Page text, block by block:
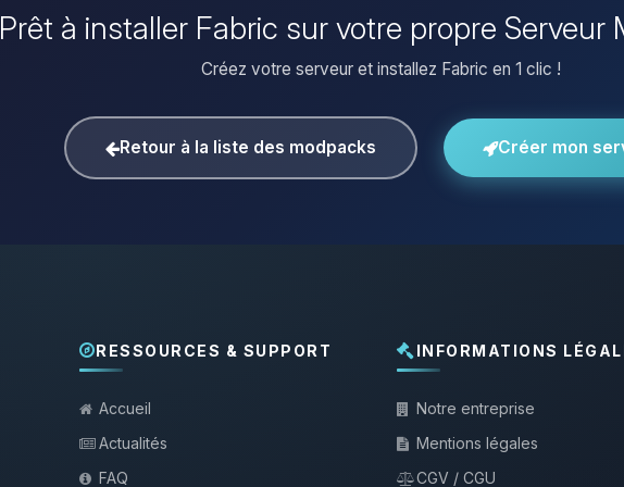
Prêt à installer Fabric sur votre propre Serveur
Créez votre serveur et installez Fabric en 1 clic !
Retour à la liste des modpacks Créer mon
RESSOURCES & SUPPORT
Accueil
Actualités
FAQ
INFORMATIONS
Notre entreprise
Mentions légales
CGV / CGU